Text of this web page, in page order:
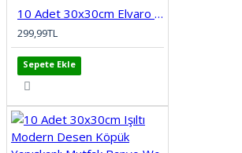
10 Adet 30x30cm Elvaro Seramik Desen Köpük Yapışkanlı Mutfak Banyo Wc Duvar Paneli Kağıdı CYCZT00215
299,99TL
Sepete Ekle